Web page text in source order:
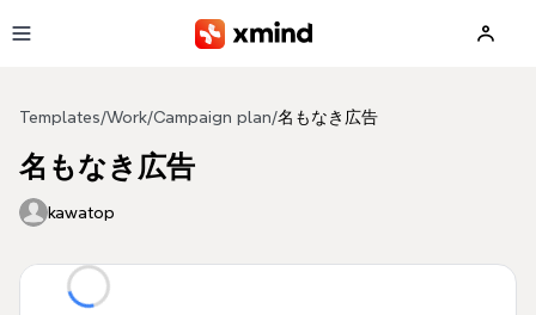
Templates/Work/Campaign plan/名もなき広告
名もなき広告
kawatop